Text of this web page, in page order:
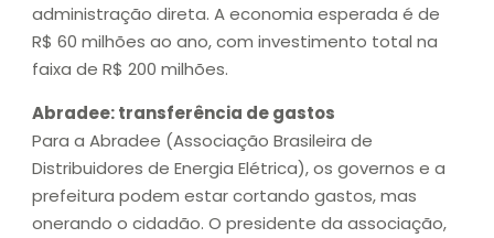
administração direta. A economia esperada é de
R$ 60 milhões ao ano, com investimento total na
faixa de R$ 200 milhões.
Abradee: transferência de gastos
Para a Abradee (Associação Brasileira de
Distribuidores de Energia Elétrica), os governos e a
prefeitura podem estar cortando gastos, mas
onerando o cidadão. O presidente da associação,